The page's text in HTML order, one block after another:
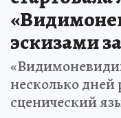
эскизами
несколько
сценический